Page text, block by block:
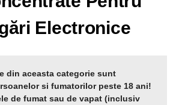
Electronice
din aceasta categorie sunt
si fumatorilor peste 18 ani!
de fumat sau de vapat (inclusiv